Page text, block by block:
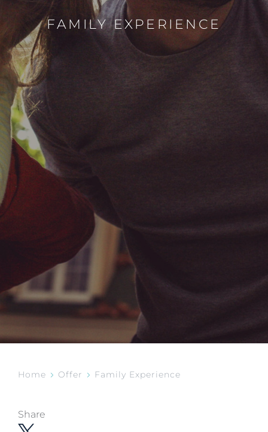
FAMILY EXPERIENCE
Home Offer Family Experience
Share